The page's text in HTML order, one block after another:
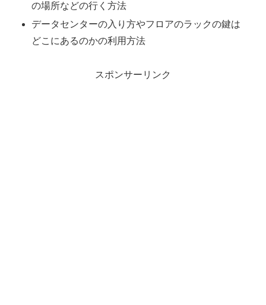
の場所などの行く方法
データセンターの入り方やフロアのラックの鍵は
どこにあるのかの利用方法
スポンサーリンク